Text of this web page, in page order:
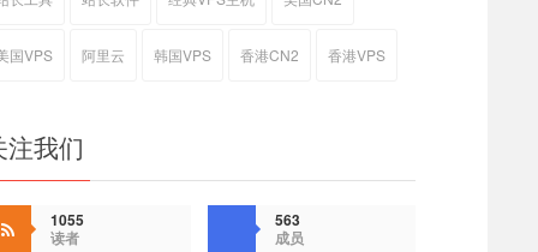
国VPS 阿里云 韩国VPS 香港CN2 香港VPS
注我们
1055
读者
563
成员